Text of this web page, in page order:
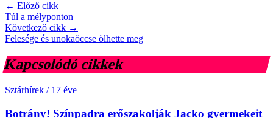
← Előző cikk
Túl a mélyponton
Következő cikk →
Felesége és unokaöccse ölhette meg
Kapcsolódó cikkek
Sztárhírek / 17 éve
Botrány! Színpadra erőszakolják Jacko gyermekeit